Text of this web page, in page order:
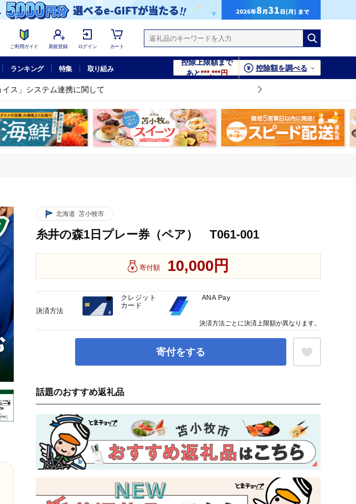
ご利用ガイド 新規登録 ログイン カート
ランキング 特集 取り組み
控除上限額まで
あと***,***円
控除額を調べる
イス」システム連携に関して
北海道 苫小牧市
糸井の森1日プレー券（ペア） T061-001
寄付額 10,000円
寄付をする
話題のおすすめ返礼品
決済方法
クレジット
カード
ANA Pay
決済方法ごとに決済上限額が異なります。